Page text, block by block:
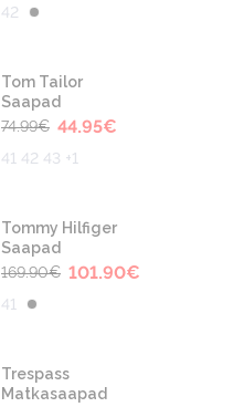
42
-40%
Tom Tailor
Saapad
74.99€ 44.95€
41 42 43 +1
-40%
Tommy Hilfiger
Saapad
169.90€ 101.90€
41
Trespass
Matkasaapad